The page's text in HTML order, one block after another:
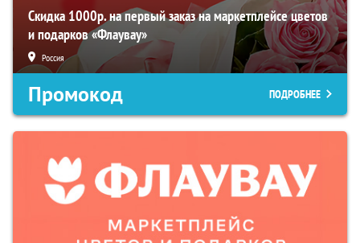
Скидка 1000р. на первый заказ на маркетплейсе цветов
и подарков «Флаувау»
Россия
Промокод ПОДРОБНЕЕ